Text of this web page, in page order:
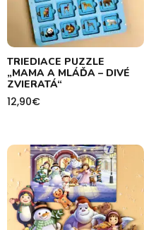
TRIEDIACE PUZZLE
„MAMA A MLÁĎA – DIVÉ
ZVIERATÁ“
12,90€